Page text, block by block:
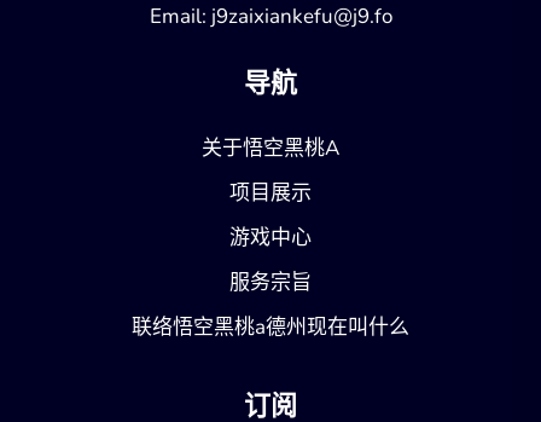
Email: j9zaixiankefu@j9.fo
导航
关于悟空黑桃A
项目展示
游戏中心
服务宗旨
联络悟空黑桃a德州现在叫什么
订阅